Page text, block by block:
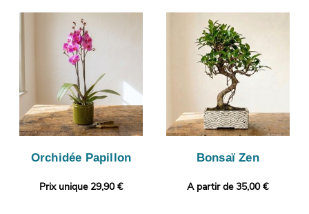
Orchidée Papillon
Prix unique 29,90 €
Bonsaï Zen
A partir de 35,00 €